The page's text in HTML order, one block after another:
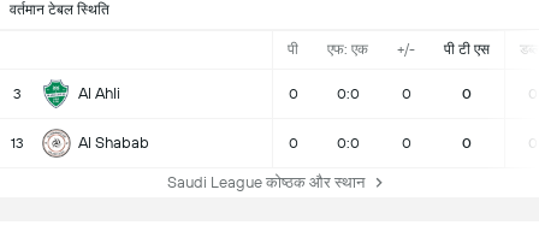
वर्तमान टेबल स्थिति
पी एफ: एक +/- पी टी एस
3 Al Ahli 0 0:0 0 0 0
13 Al Shabab 0 0:0 0 0 0
Saudi League कोष्ठक और स्थान